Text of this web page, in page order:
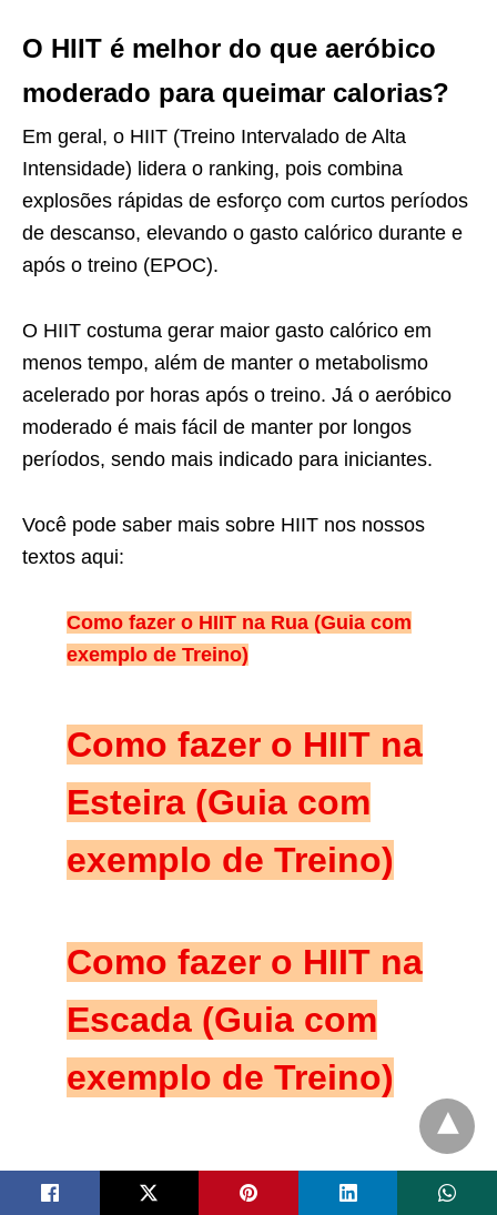
O HIIT é melhor do que aeróbico
moderado para queimar calorias?
Em geral, o HIIT (Treino Intervalado de Alta
Intensidade) lidera o ranking, pois combina
explosões rápidas de esforço com curtos períodos
de descanso, elevando o gasto calórico durante e
após o treino (EPOC).
O HIIT costuma gerar maior gasto calórico em
menos tempo, além de manter o metabolismo
acelerado por horas após o treino. Já o aeróbico
moderado é mais fácil de manter por longos
períodos, sendo mais indicado para iniciantes.
Você pode saber mais sobre HIIT nos nossos
textos aqui:
Como fazer o HIIT na Rua (Guia com
exemplo de Treino)
Como fazer o HIIT na
Esteira (Guia com
exemplo de Treino)
Como fazer o HIIT na
Escada (Guia com
exemplo de Treino)